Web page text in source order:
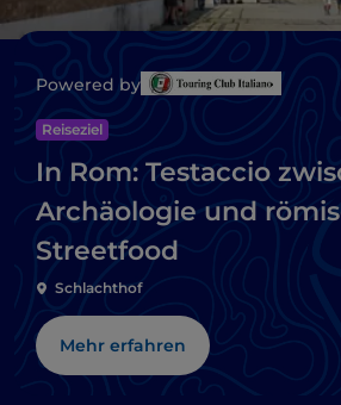
Powered by
Reiseziel
In Rom: Testaccio
Archäologie und
Streetfood
Schlachthof
Mehr erfahren